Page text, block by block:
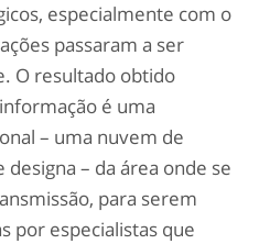
especialmente com o
passaram a ser
O resultado obtido
é uma
– uma nuvem de
– da área onde se
para serem
por especialistas que